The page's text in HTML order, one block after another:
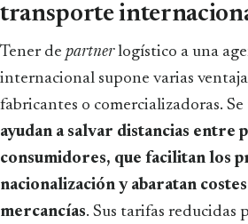
transporte
Tener de partnerlogístico a una
internacional supone varias
fabricantes o comercializadoras.
ayudan a salvar distancias entre
consumidores, que facilitan los
nacionalización y abaratan
mercancías. Sus tarifas reducidas